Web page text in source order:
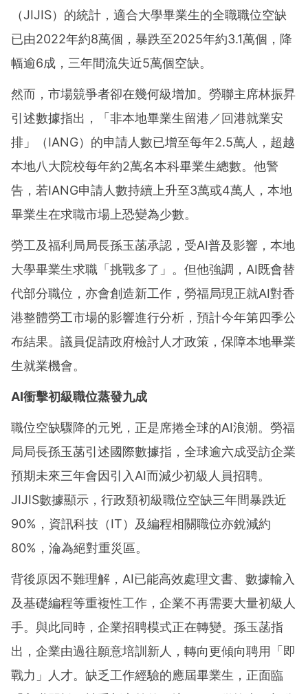
（JIJIS）的統計，適合大學畢業生的全職職位空缺
已由2022年約8萬個，暴跌至2025年約3.1萬個，降
幅逾6成，三年間流失近5萬個空缺。
然而，市場競爭者卻在幾何級增加。勞聯主席林振昇
引述數據指出，「非本地畢業生留港／回港就業安
排」（IANG）的申請人數已增至每年2.5萬人，超越
本地八大院校每年約2萬名本科畢業生總數。他警
告，若IANG申請人數持續上升至3萬或4萬人，本地
畢業生在求職市場上恐變為少數。
勞工及福利局局長孫玉菡承認，受AI普及影響，本地
大學畢業生求職「挑戰多了」。但他強調，AI既會替
代部分職位，亦會創造新工作，勞福局現正就AI對香
港整體勞工市場的影響進行分析，預計今年第四季公
布結果。議員促請政府檢討人才政策，保障本地畢業
生就業機會。
AI衝擊初級職位蒸發九成
職位空缺驟降的元兇，正是席捲全球的AI浪潮。勞福
局局長孫玉菡引述國際數據指，全球逾六成受訪企業
預期未來三年會因引入AI而減少初級人員招聘。
JIJIS數據顯示，行政類初級職位空缺三年間暴跌近
90%，資訊科技（IT）及編程相關職位亦銳減約
80%，淪為絕對重災區。
背後原因不難理解，AI已能高效處理文書、數據輸入
及基礎編程等重複性工作，企業不再需要大量初級人
手。與此同時，企業招聘模式正在轉變。孫玉菡指
出，企業由過往願意培訓新人，轉向更傾向聘用「即
戰力」人才。缺乏工作經驗的應屆畢業生，正面臨